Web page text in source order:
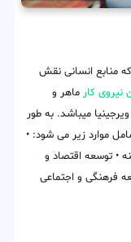
منابع انسانی نقش
نیروی کار ماهر و
میباشد. به طور
موارد زیر می شود: •
• توسعه اقتصاد و
فرهنگی و اجتماعی